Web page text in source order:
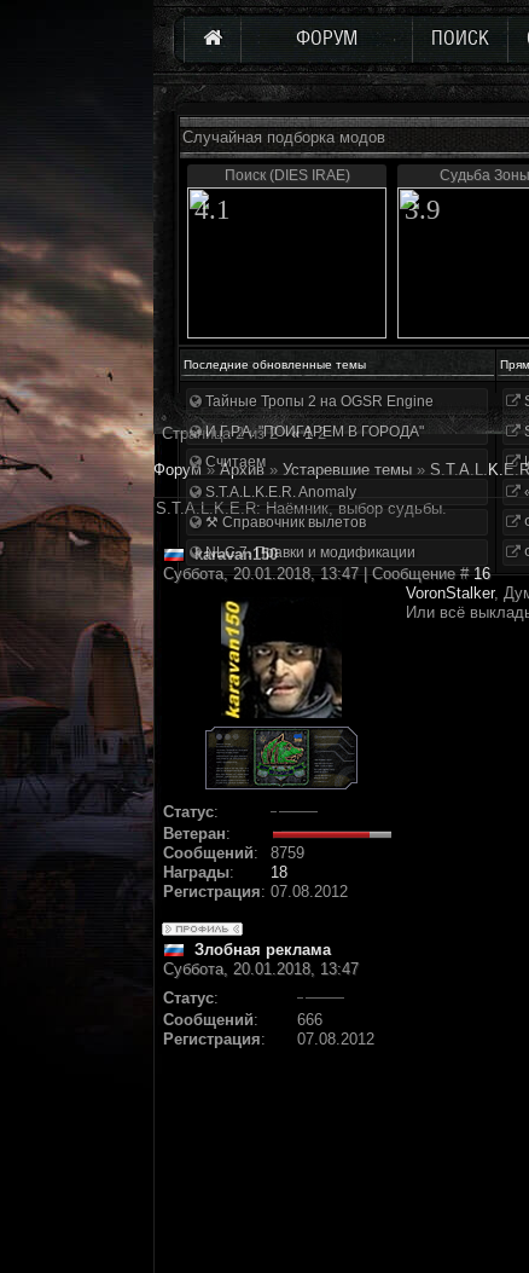
ФОРУМ ПОИСК
Случайная подборка модов
Поиск (DIES IRAE)
4.1
Судьба
3.9
Последние обновленные темы
Тайные Тропы 2 на OGSR Engine
И.Г.Р.А. "ПОИГАРЕМ В ГОРОДА"
Считаем
S.T.A.L.K.E.R. Anomaly
⚒ Справочник вылетов
NLC 7. Правки и модификации
Страница2из2 « 1 2
Форум » Архив » Устаревшие темы »
S.T.A.L.K.E.R: Наёмник, выбор судьбы.
karavan150
Суббота, 20.01.2018, 13:47 | Сообщение #16
Статус:
Ветеран:
Сообщений:
8759
Награды:
18
Регистрация: 07.08.2012
VoronStalker,
Или всё
Злобная реклама
Суббота, 20.01.2018, 13:47
Статус:
Сообщений:
666
Регистрация: 07.08.2012